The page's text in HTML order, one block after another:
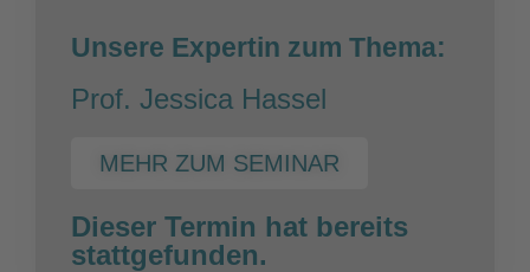
Unsere Expertin zum Thema:
Prof. Jessica Hassel
MEHR ZUM SEMINAR
Dieser Termin hat bereits
stattgefunden.